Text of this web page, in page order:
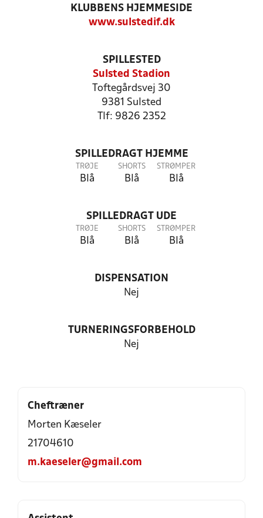
KLUBBENS HJEMMESIDE
www.sulstedif.dk
SPILLESTED
Sulsted Stadion
Toftegårdsvej 30
9381 Sulsted
Tlf: 9826 2352
SPILLEDRAGT HJEMME
TRØJE
Blå
SHORTS
Blå
STRØMPER
Blå
SPILLEDRAGT UDE
TRØJE
Blå
SHORTS
Blå
STRØMPER
Blå
DISPENSATION
Nej
TURNERINGSFORBEHOLD
Nej
Cheftræner
Morten Kæseler
21704610
m.kaeseler@gmail.com